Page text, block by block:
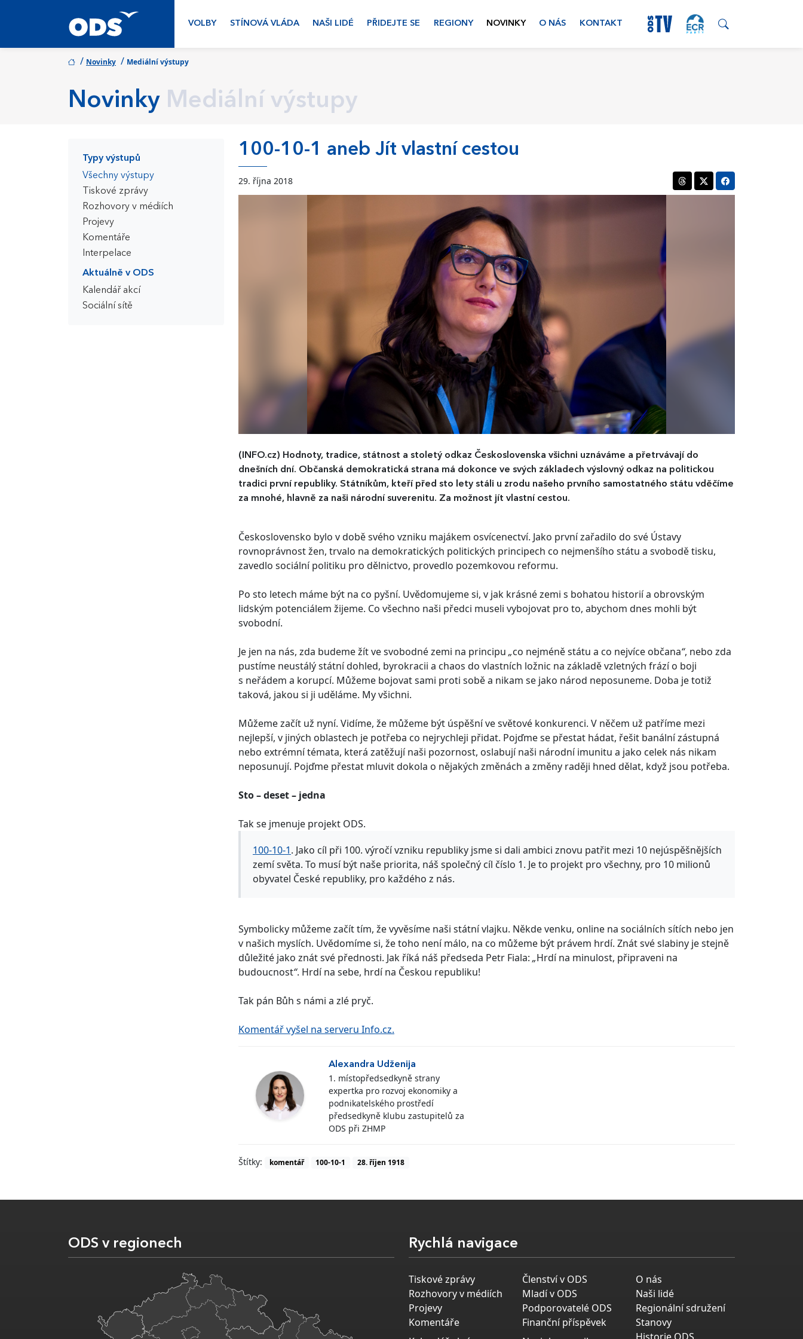
VOLBY STÍNOVÁ VLÁDA NAŠI LIDÉ PŘIDEJTE SE REGIONY NOVINKY O NÁS KONTAKT
/ Novinky / Mediální výstupy
Novinky Mediální výstupy
Typy výstupů
Všechny výstupy
Tiskové zprávy
Rozhovory v médiích
Projevy
Komentáře
Interpelace
Aktuálně v ODS
Kalendář akcí
Sociální sítě
100-10-1 aneb Jít vlastní cestou
29. října 2018
(INFO.cz) Hodnoty, tradice, státnost a stoletý odkaz Československa všichni uznáváme a přetrvávají do
dnešních dní. Občanská demokratická strana má dokonce ve svých základech výslovný odkaz na politickou
tradici první republiky. Státníkům, kteří před sto lety stáli u zrodu našeho prvního samostatného státu vděčíme
za mnohé, hlavně za naši národní suverenitu. Za možnost jít vlastní cestou.
Československo bylo v době svého vzniku majákem osvícenectví. Jako první zařadilo do své Ústavy
rovnoprávnost žen, trvalo na demokratických politických principech co nejmenšího státu a svobodě tisku,
zavedlo sociální politiku pro dělnictvo, provedlo pozemkovou reformu.
Po sto letech máme být na co pyšní. Uvědomujeme si, v jak krásné zemi s bohatou historií a obrovským
lidským potenciálem žijeme. Co všechno naši předci museli vybojovat pro to, abychom dnes mohli být
svobodní.
Je jen na nás, zda budeme žít ve svobodné zemi na principu „co nejméně státu a co nejvíce občana“, nebo zda
pustíme neustálý státní dohled, byrokracii a chaos do vlastních ložnic na základě vzletných frází o boji
s neřádem a korupcí. Můžeme bojovat sami proti sobě a nikam se jako národ neposuneme. Doba je totiž
taková, jakou si ji uděláme. My všichni.
Můžeme začít už nyní. Vidíme, že můžeme být úspěšní ve světové konkurenci. V něčem už patříme mezi
nejlepší, v jiných oblastech je potřeba co nejrychleji přidat. Pojďme se přestat hádat, řešit banální zástupná
nebo extrémní témata, která zatěžují naši pozornost, oslabují naši národní imunitu a jako celek nás nikam
neposunují. Pojďme přestat mluvit dokola o nějakých změnách a změny raději hned dělat, když jsou potřeba.
Sto – deset – jedna
Tak se jmenuje projekt ODS.
100-10-1. Jako cíl při 100. výročí vzniku republiky jsme si dali ambici znovu patřit mezi 10 nejúspěšnějších
zemí světa. To musí být naše priorita, náš společný cíl číslo 1. Je to projekt pro všechny, pro 10 milionů
obyvatel České republiky, pro každého z nás.
Symbolicky můžeme začít tím, že vyvěsíme naši státní vlajku. Někde venku, online na sociálních sítích nebo jen
v našich myslích. Uvědomíme si, že toho není málo, na co můžeme být právem hrdí. Znát své slabiny je stejně
důležité jako znát své přednosti. Jak říká náš předseda Petr Fiala: „Hrdí na minulost, připraveni na
budoucnost“. Hrdí na sebe, hrdí na Českou republiku!
Tak pán Bůh s námi a zlé pryč.
Komentář vyšel na serveru Info.cz.
Alexandra Udženija
1. místopředsedkyně strany
expertka pro rozvoj ekonomiky a
podnikatelského prostředí
předsedkyně klubu zastupitelů za
ODS při ZHMP
Štítky: komentář 100-10-1 28. říjen 1918
ODS v regionech Rychlá navigace
Tiskové zprávy
Rozhovory v médiích
Projevy
Komentáře
Členství v ODS
Mladí v ODS
Podporovatelé ODS
Finanční příspěvek
O nás
Naši lidé
Regionální sdružení
Stanovy